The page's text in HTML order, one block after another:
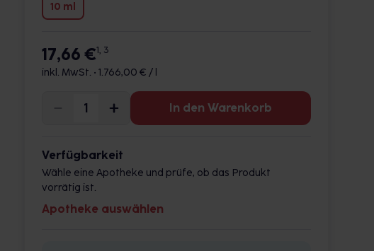
10 ml
17,66 €1, 3
inkl. MwSt. • 1.766,00 € / l
In den Warenkorb
Verfügbarkeit
Wähle eine Apotheke und prüfe, ob das Produkt
vorrätig ist.
Apotheke auswählen